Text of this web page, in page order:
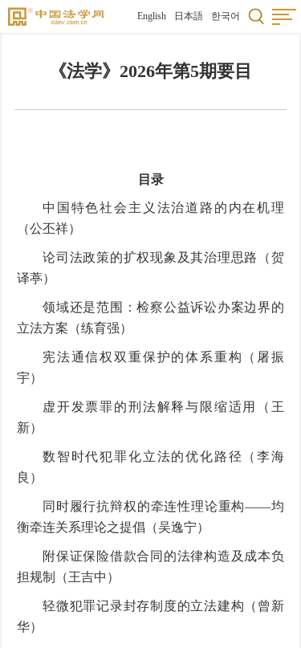
English 日本語 한국어
《法学》2026年第5期要目
目录
中国特色社会主义法治道路的内在机理
（公丕祥）
论司法政策的扩权现象及其治理思路（贺
译葶）
领域还是范围：检察公益诉讼办案边界的
立法方案（练育强）
宪法通信权双重保护的体系重构（屠振
宇）
虚开发票罪的刑法解释与限缩适用（王
新）
数智时代犯罪化立法的优化路径（李海
良）
同时履行抗辩权的牵连性理论重构——均
衡牵连关系理论之提倡（吴逸宁）
附保证保险借款合同的法律构造及成本负
担规制（王吉中）
轻微犯罪记录封存制度的立法建构（曾新
华）